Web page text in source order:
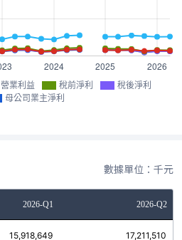
營業利益 稅前淨利
稅後淨利
母公司業主淨利
數據單位：千元
2026-Q1 2026-Q2
15,918,649 17,211,510